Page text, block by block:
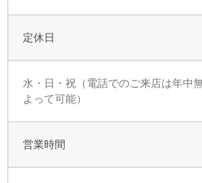
定休日
水・日・祝（電話でのご来店は年中
よって可能）
営業時間